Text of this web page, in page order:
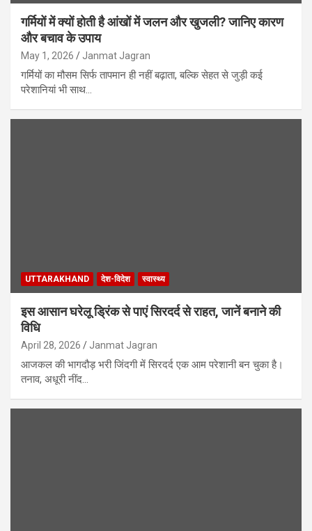
गर्मियों में क्यों होती है आंखों में जलन और खुजली? जानिए कारण
और बचाव के उपाय
May 1, 2026 Janmat Jagran
गर्मियों का मौसम सिर्फ तापमान ही नहीं बढ़ाता, बल्कि सेहत से जुड़ी कई
परेशानियां भी साथ…
UTTARAKHAND देश-विदेश स्वास्थ्य
इस आसान घरेलू ड्रिंक से पाएं सिरदर्द से राहत, जानें बनाने की
विधि
April 28, 2026 Janmat Jagran
आजकल की भागदौड़ भरी जिंदगी में सिरदर्द एक आम परेशानी बन चुका है।
तनाव, अधूरी नींद…